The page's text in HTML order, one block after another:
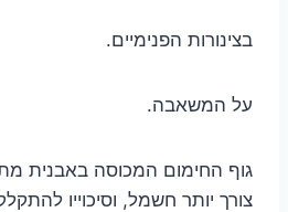
בצינורות הפנימיים.
על המשאבה.
גוף החימום המכוסה באבנית
צורך יותר חשמל, וסיכוייו